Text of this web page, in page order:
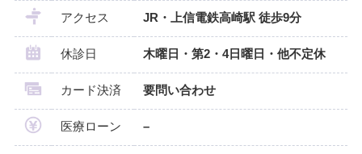
アクセス JR・上信電鉄高崎駅 徒歩9分
休診日 木曜日・第2・4日曜日・他不定休
カード決済 要問い合わせ
医療ローン –